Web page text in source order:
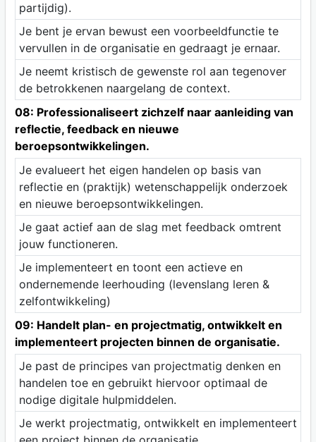
partijdig).
Je bent je ervan bewust een voorbeeldfunctie te
vervullen in de organisatie en gedraagt je ernaar.
Je neemt kristisch de gewenste rol aan tegenover
de betrokkenen naargelang de context.
08: Professionaliseert zichzelf naar aanleiding van
reflectie, feedback en nieuwe
beroepsontwikkelingen.
Je evalueert het eigen handelen op basis van
reflectie en (praktijk) wetenschappelijk onderzoek
en nieuwe beroepsontwikkelingen.
Je gaat actief aan de slag met feedback omtrent
jouw functioneren.
Je implementeert en toont een actieve en
ondernemende leerhouding (levenslang leren &
zelfontwikkeling)
09: Handelt plan- en projectmatig, ontwikkelt en
implementeert projecten binnen de organisatie.
Je past de principes van projectmatig denken en
handelen toe en gebruikt hiervoor optimaal de
nodige digitale hulpmiddelen.
Je werkt projectmatig, ontwikkelt en implementeert